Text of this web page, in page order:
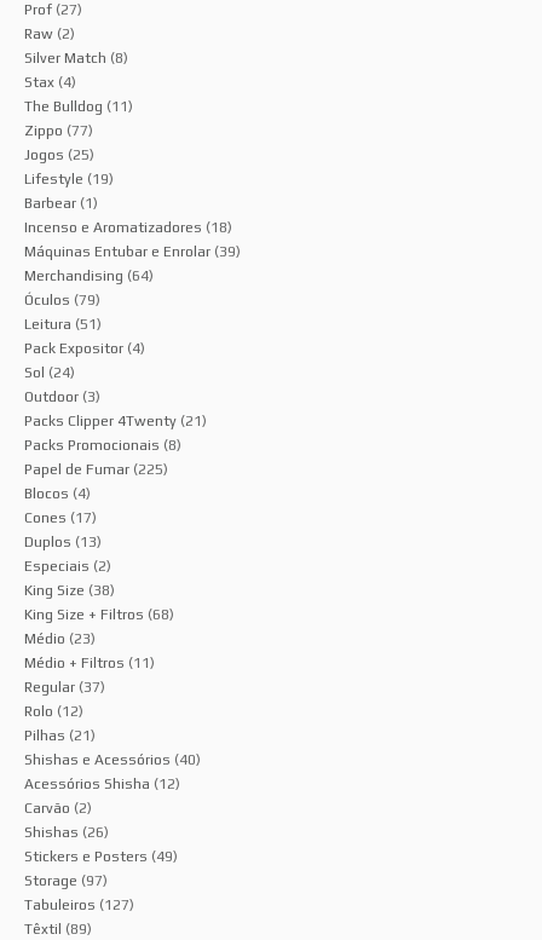
Prof (27)
Raw (2)
Silver Match (8)
Stax (4)
The Bulldog (11)
Zippo (77)
Jogos (25)
Lifestyle (19)
Barbear (1)
Incenso e Aromatizadores (18)
Máquinas Entubar e Enrolar (39)
Merchandising (64)
Óculos (79)
Leitura (51)
Pack Expositor (4)
Sol (24)
Outdoor (3)
Packs Clipper 4Twenty (21)
Packs Promocionais (8)
Papel de Fumar (225)
Blocos (4)
Cones (17)
Duplos (13)
Especiais (2)
King Size (38)
King Size + Filtros (68)
Médio (23)
Médio + Filtros (11)
Regular (37)
Rolo (12)
Pilhas (21)
Shishas e Acessórios (40)
Acessórios Shisha (12)
Carvão (2)
Shishas (26)
Stickers e Posters (49)
Storage (97)
Tabuleiros (127)
Têxtil (89)